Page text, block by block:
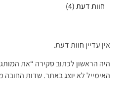
חוות דעת (4)
אין עדיין חוות דעת.
היה הראשון לכתוב סקירה “את המותג”
האימייל לא יוצג באתר.שדות החובה